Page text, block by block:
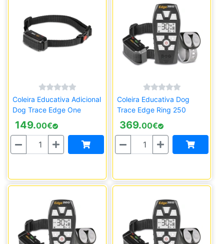
Coleira Educativa Adicional
Dog Trace Edge One
149.00€
Quantidade
Coleira Educativa Dog
Trace Edge Ring 250
369.00€
Quantidade